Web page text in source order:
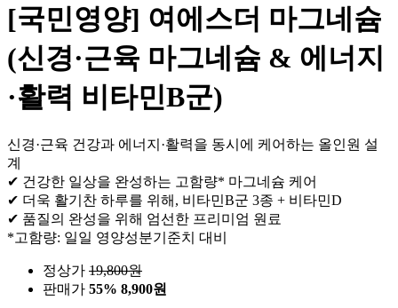
[국민영양] 여에스더 마그네슘
(신경·근육 마그네슘 & 에너지
·활력 비타민B군)
신경·근육 건강과 에너지·활력을 동시에 케어하는 올인원 설
계
✔ 건강한 일상을 완성하는 고함량* 마그네슘 케어
✔ 더욱 활기찬 하루를 위해, 비타민B군 3종 + 비타민D
✔ 품질의 완성을 위해 엄선한 프리미엄 원료
*고함량: 일일 영양성분기준치 대비
정상가 19,800원
판매가 55% 8,900원